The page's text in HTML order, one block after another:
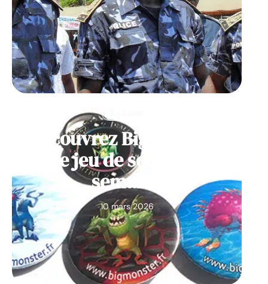
Découvrez Big Monster,
notre jeu de société de la
semaine
10 mars 2026